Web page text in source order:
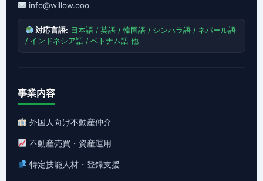
info@willow.ooo
対応言語: 日本語 / 英語 / 韓国語 / シンハラ語 / ネパール語
/ インドネシア語 / ベトナム語 他
事業内容
外国人向け不動産仲介
不動産売買・資産運用
特定技能人材・登録支援